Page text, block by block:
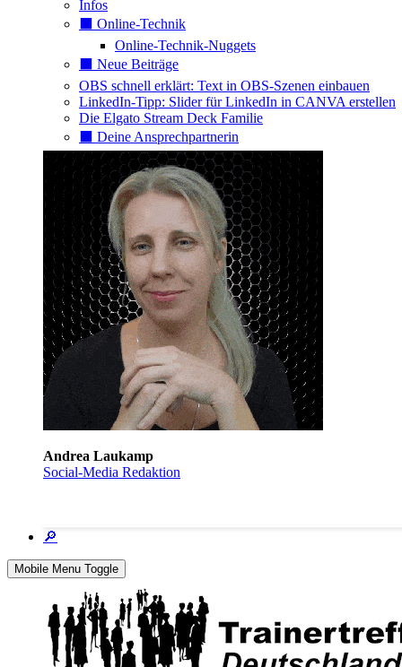
Infos
⬛️ Online-Technik
Online-Technik-Nuggets
⬛️ Neue Beiträge
OBS schnell erklärt: Text in OBS-Szenen einbauen
LinkedIn-Tipp: Slider für LinkedIn in CANVA erstellen
Die Elgato Stream Deck Familie
⬛️ Deine Ansprechpartnerin
Andrea Laukamp
Social-Media Redaktion
🔎
Mobile Menu Toggle